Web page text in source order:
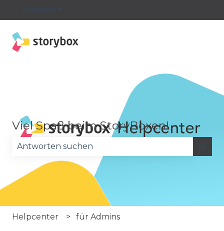
Deutsch Untermenü für Übersetzungen
Viel Spaß beim StoryBoxen!
Es gibt keine Vorschläge, da das Suchfeld leer
Helpcenter für Admins